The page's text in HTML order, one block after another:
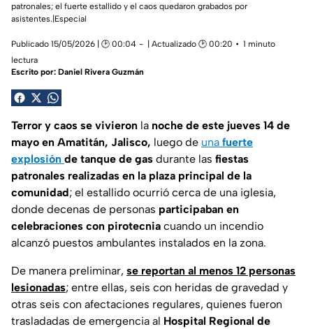
patronales; el fuerte estallido y el caos quedaron grabados por
asistentes.|Especial
Publicado 15/05/2026 | 🕑 00:04 | Actualizado 🕑 00:20
1 minuto
lectura
Escrito por: Daniel Rivera Guzmán
Terror y caos se vivieron la noche de este jueves 14 de
mayo en Amatitán, Jalisco, luego de una fuerte
explosión de tanque de gas durante las fiestas
patronales realizadas en la plaza principal de la
comunidad; el estallido ocurrió cerca de una iglesia,
donde decenas de personas participaban en
celebraciones con pirotecnia cuando un incendio
alcanzó puestos ambulantes instalados en la zona.
De manera preliminar, se reportan al menos 12 personas
lesionadas; entre ellas, seis con heridas de gravedad y
otras seis con afectaciones regulares, quienes fueron
trasladadas de emergencia al Hospital Regional de